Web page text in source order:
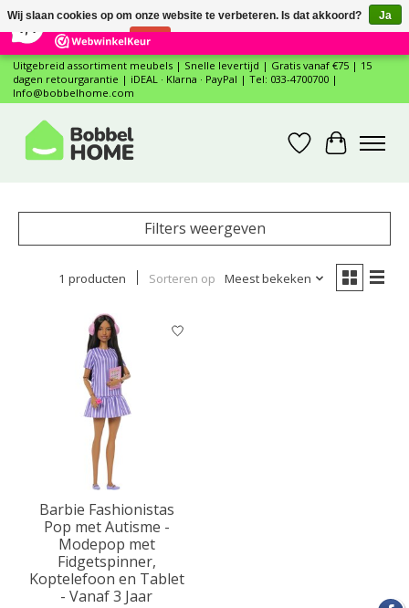
12 Reviews ×
Uitgebreid assortiment meubels | Snelle levertijd | Gratis vanaf €75 | 15
dagen retourgarantie | iDEAL · Klarna · PayPal | Tel: 033-4700700 |
Info@bobbelhome.com
Verlanglijst
Filters weergeven
1 producten Sorteren op Meest bekeken
Barbie Fashionistas
Pop met Autisme -
Modepop met
Fidgetspinner,
Koptelefoon en Tablet
- Vanaf 3 Jaar
Wij slaan cookies op om onze website te verbeteren. Is dat akkoord?
Ja
Nee